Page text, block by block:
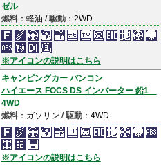
ゼル
燃料：軽油 /駆動：2WD
※アイコンの説明はこちら
キャンピングカー バンコン
ハイエース FOCS DS インバーター 鉛1
4WD
燃料：ガソリン /駆動：4WD
※アイコンの説明はこちら